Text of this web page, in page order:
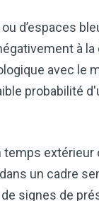
d’espaces
à la
avec le
probabilité
un cadre
signes de